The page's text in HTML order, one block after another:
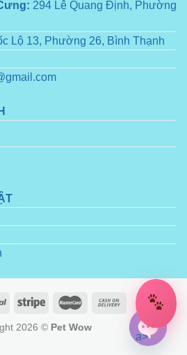
294 Lê Quang Định, Phường
Lộ 13, Phường 26, Bình Thạnh
2026 © Pet Wow
a>